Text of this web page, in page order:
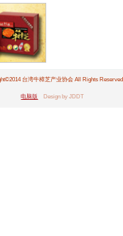
台湾牛樟芝产业协会 All Rights Reserved
电脑版 Design by JDDT